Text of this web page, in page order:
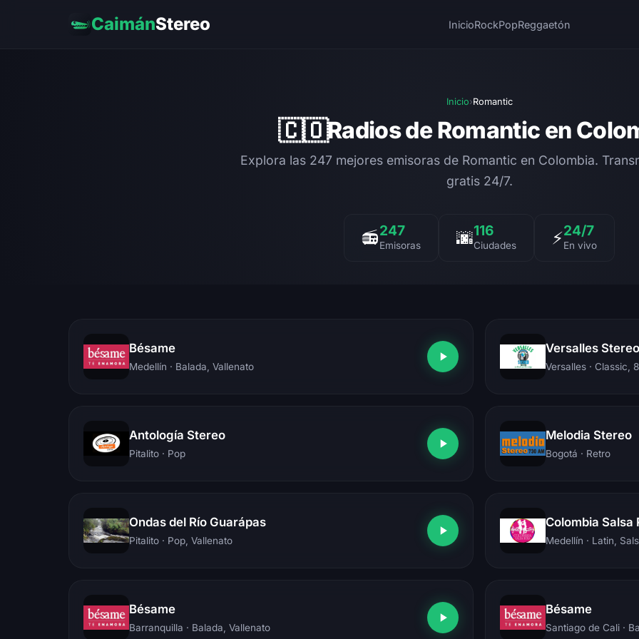
CaimánStereo InicioRockPopReggaetón
Inicio›Romantic
🇨🇴Radios de Romantic en
Explora las 247 mejores emisoras de Romantic en Colombia.
gratis 24/7.
📻247
Emisoras 🌆116
Ciudades ⚡24/7
En vivo
Bésame
Medellín · Balada, Vallenato
Versalles Stereo
Versalles · Classic,
Antología Stereo
Pitalito · Pop
Melodia Stereo
Bogotá · Retro
Ondas del Río Guarápas
Pitalito · Pop, Vallenato
Colombia Salsa
Medellín · Latin,
Bésame
Barranquilla · Balada, Vallenato
Bésame
Santiago de Cali ·